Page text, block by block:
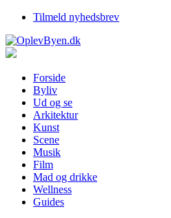
Tilmeld nyhedsbrev
Forside
Byliv
Ud og se
Arkitektur
Kunst
Scene
Musik
Film
Mad og drikke
Wellness
Guides